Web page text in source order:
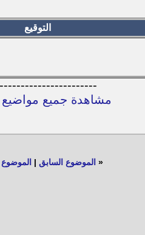
التوقيع
مشاهدة جميع مواضيع
« الموضوع السابق | الموضوع